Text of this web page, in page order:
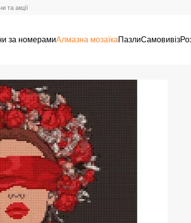
та акції
за номерамиАлмазна мозаїкаПазлиСамовивіз